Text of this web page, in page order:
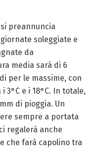
preannuncia
soleggiate e
da
media sarà di 6
per le massime, con
e i 18°C. In totale,
di pioggia. Un
sempre a portata
regalerà anche
che farà capolino tra